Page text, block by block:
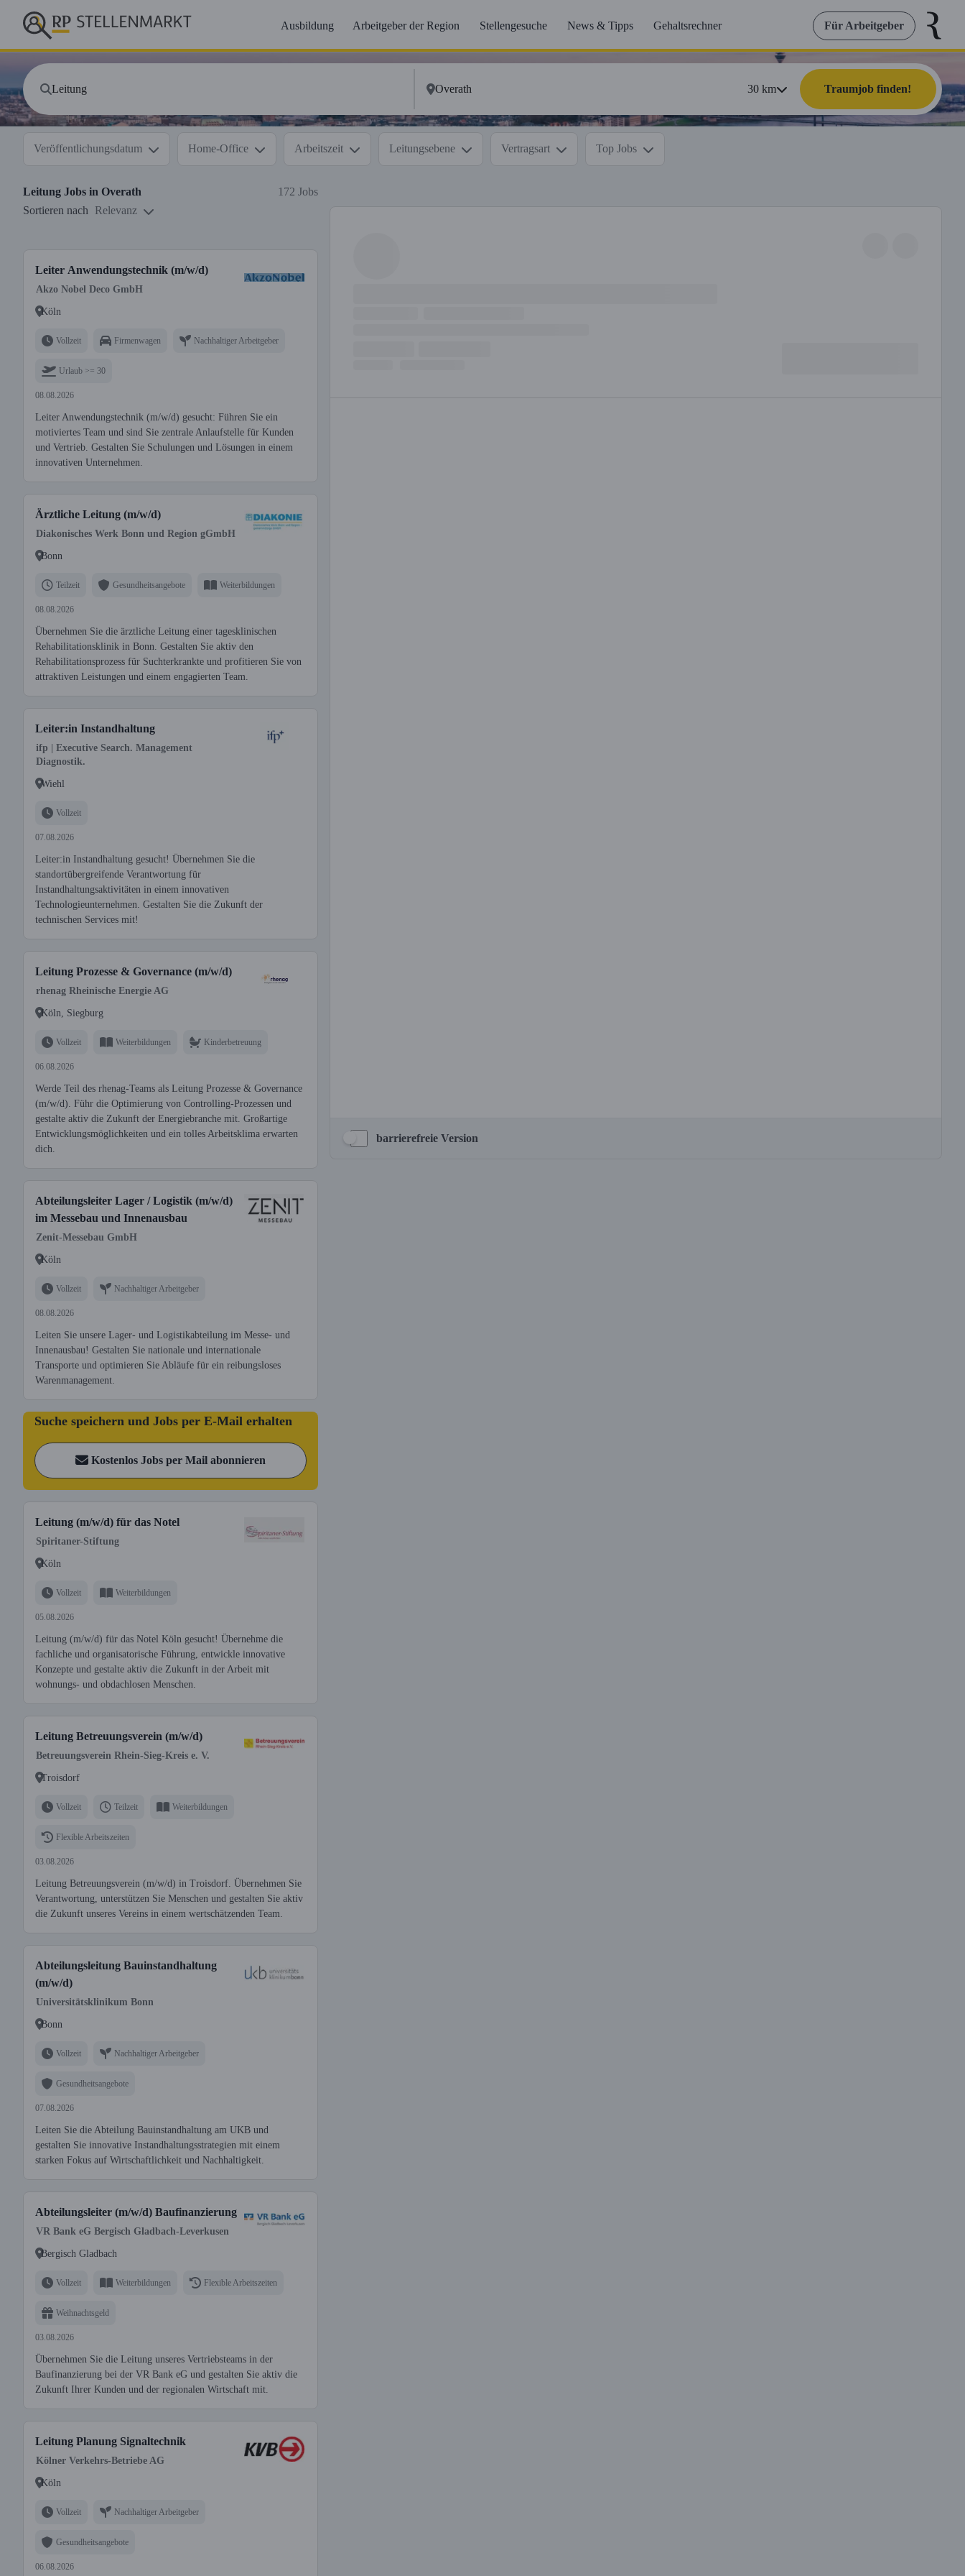
Ausbildung Arbeitgeber der Region Stellengesuche News & Tipps Gehaltsrechner Für Arbeitgeber
30km Traumjob finden!
Veröffentlichungsdatum Home-Office Arbeitszeit Leitungsebene Vertragsart Top Jobs
Leitung Jobs in Overath
172 Jobs
Sortieren nach
Relevanz
Leiter Anwendungstechnik (m/w/d)
Akzo Nobel Deco GmbH
Köln
Vollzeit Firmenwagen Nachhaltiger Arbeitgeber
Urlaub >= 30
08.08.2026
Leiter Anwendungstechnik (m/w/d) gesucht: Führen Sie ein
motiviertes Team und sind Sie zentrale Anlaufstelle für Kunden
und Vertrieb. Gestalten Sie Schulungen und Lösungen in einem
innovativen Unternehmen.
Ärztliche Leitung (m/w/d)
Diakonisches Werk Bonn und Region gGmbH
Bonn
Teilzeit Gesundheitsangebote Weiterbildungen
08.08.2026
Übernehmen Sie die ärztliche Leitung einer tagesklinischen
Rehabilitationsklinik in Bonn. Gestalten Sie aktiv den
Rehabilitationsprozess für Suchterkrankte und profitieren Sie von
attraktiven Leistungen und einem engagierten Team.
Leiter:in Instandhaltung
ifp | Executive Search. Management
Diagnostik.
Wiehl
Vollzeit
07.08.2026
Leiter:in Instandhaltung gesucht! Übernehmen Sie die
standortübergreifende Verantwortung für
Instandhaltungsaktivitäten in einem innovativen
Technologieunternehmen. Gestalten Sie die Zukunft der
technischen Services mit!
Leitung Prozesse & Governance (m/w/d)
rhenag Rheinische Energie AG
Köln, Siegburg
Vollzeit Weiterbildungen Kinderbetreuung
06.08.2026
Werde Teil des rhenag-Teams als Leitung Prozesse & Governance
(m/w/d). Führ die Optimierung von Controlling-Prozessen und
gestalte aktiv die Zukunft der Energiebranche mit. Großartige
Entwicklungsmöglichkeiten und ein tolles Arbeitsklima erwarten
dich.
Abteilungsleiter Lager / Logistik (m/w/d)
im Messebau und Innenausbau
Zenit-Messebau GmbH
Köln
Vollzeit Nachhaltiger Arbeitgeber
08.08.2026
Leiten Sie unsere Lager- und Logistikabteilung im Messe- und
Innenausbau! Gestalten Sie nationale und internationale
Transporte und optimieren Sie Abläufe für ein reibungsloses
Warenmanagement.
Suche speichern und Jobs per E-Mail erhalten
Kostenlos Jobs per Mail abonnieren
Leitung (m/w/d) für das Notel
Spiritaner-Stiftung
Köln
Vollzeit Weiterbildungen
05.08.2026
Leitung (m/w/d) für das Notel Köln gesucht! Übernehme die
fachliche und organisatorische Führung, entwickle innovative
Konzepte und gestalte aktiv die Zukunft in der Arbeit mit
wohnungs- und obdachlosen Menschen.
Leitung Betreuungsverein (m/w/d)
Betreuungsverein Rhein-Sieg-Kreis e. V.
Troisdorf
Vollzeit Teilzeit Weiterbildungen
Flexible Arbeitszeiten
03.08.2026
Leitung Betreuungsverein (m/w/d) in Troisdorf. Übernehmen Sie
Verantwortung, unterstützen Sie Menschen und gestalten Sie aktiv
die Zukunft unseres Vereins in einem wertschätzenden Team.
Abteilungsleitung Bauinstandhaltung
(m/w/d)
Universitätsklinikum Bonn
Bonn
Vollzeit Nachhaltiger Arbeitgeber
Gesundheitsangebote
07.08.2026
Leiten Sie die Abteilung Bauinstandhaltung am UKB und
gestalten Sie innovative Instandhaltungsstrategien mit einem
starken Fokus auf Wirtschaftlichkeit und Nachhaltigkeit.
Abteilungsleiter (m/w/d) Baufinanzierung
VR Bank eG Bergisch Gladbach-Leverkusen
Bergisch Gladbach
Vollzeit Weiterbildungen Flexible Arbeitszeiten
Weihnachtsgeld
03.08.2026
Übernehmen Sie die Leitung unseres Vertriebsteams in der
Baufinanzierung bei der VR Bank eG und gestalten Sie aktiv die
Zukunft Ihrer Kunden und der regionalen Wirtschaft mit.
Leitung Planung Signaltechnik
Kölner Verkehrs-Betriebe AG
Köln
Vollzeit Nachhaltiger Arbeitgeber
Gesundheitsangebote
06.08.2026
barrierefreie Version